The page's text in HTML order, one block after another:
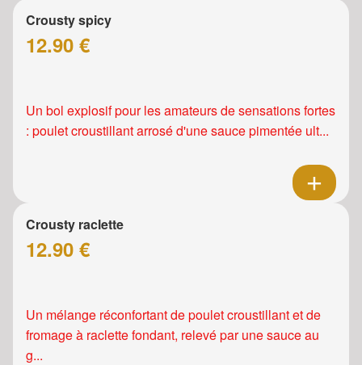
Crousty spicy
12.90 €
Un bol explosif pour les amateurs de sensations fortes
: poulet croustillant arrosé d'une sauce pimentée ult...
Crousty raclette
12.90 €
Un mélange réconfortant de poulet croustillant et de
fromage à raclette fondant, relevé par une sauce au
g...